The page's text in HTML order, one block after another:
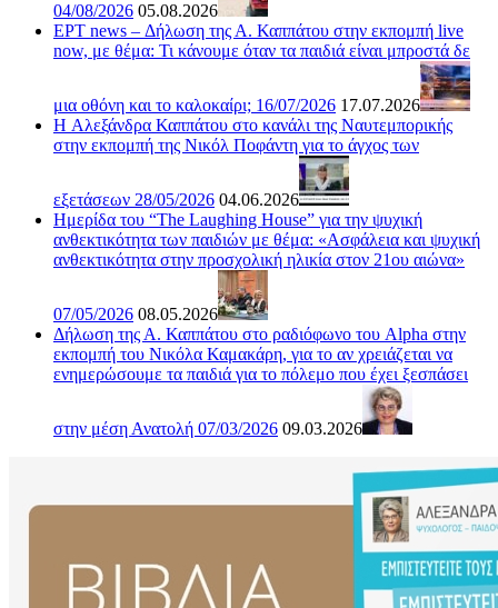
04/08/2026 05.08.2026
ΕΡΤ news – Δήλωση της Α. Καππάτου στην εκπομπή live
now, με θέμα: Τι κάνουμε όταν τα παιδιά είναι μπροστά δε
μια οθόνη και το καλοκαίρι; 16/07/2026 17.07.2026
H Αλεξάνδρα Καππάτου στο κανάλι της Ναυτεμπορικής
στην εκπομπή της Νικόλ Ποφάντη για το άγχος των
εξετάσεων 28/05/2026 04.06.2026
Ημερίδα του “The Laughing House” για την ψυχική
ανθεκτικότητα των παιδιών με θέμα: «Ασφάλεια και ψυχική
ανθεκτικότητα στην προσχολική ηλικία στον 21ου αιώνα»
07/05/2026 08.05.2026
Δήλωση της Α. Καππάτου στο ραδιόφωνο του Alpha στην
εκπομπή του Νικόλα Καμακάρη, για το αν χρειάζεται να
ενημερώσουμε τα παιδιά για το πόλεμο που έχει ξεσπάσει
στην μέση Ανατολή 07/03/2026 09.03.2026